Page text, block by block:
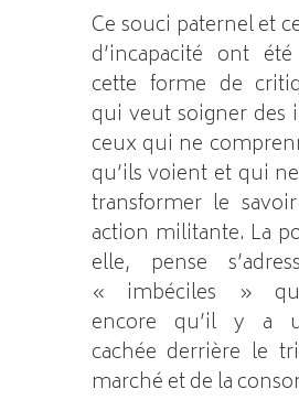
Ce souci paternel et
d’incapacité ont
cette forme de
qui veut soigner des
ceux qui ne
qu’ils voient et qui
transformer le
action militante. La
elle, pense
« imbéciles »
encore qu’il y a
cachée derrière le
marché et de la